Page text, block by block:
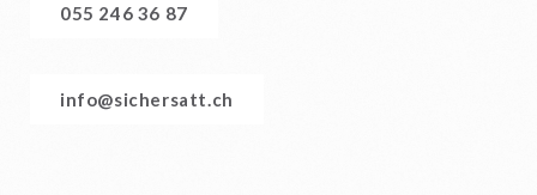
055 246 36 87
info@sichersatt.ch